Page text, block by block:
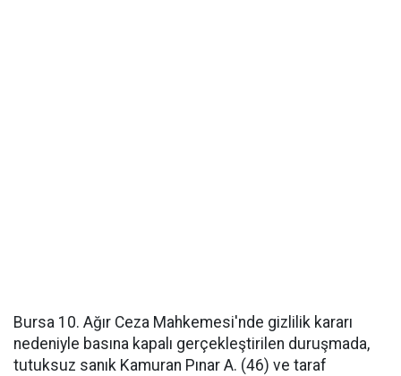
Bursa 10. Ağır Ceza Mahkemesi'nde gizlilik kararı
nedeniyle basına kapalı gerçekleştirilen duruşmada,
tutuksuz sanık Kamuran Pınar A. (46) ve taraf